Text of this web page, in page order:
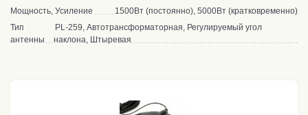
Мощность, Усиление
1500Вт (постоянно), 5000Вт (кратковременно)
Тип
антенны
PL-259, Автотрансформаторная, Регулируемый угол
наклона, Штыревая